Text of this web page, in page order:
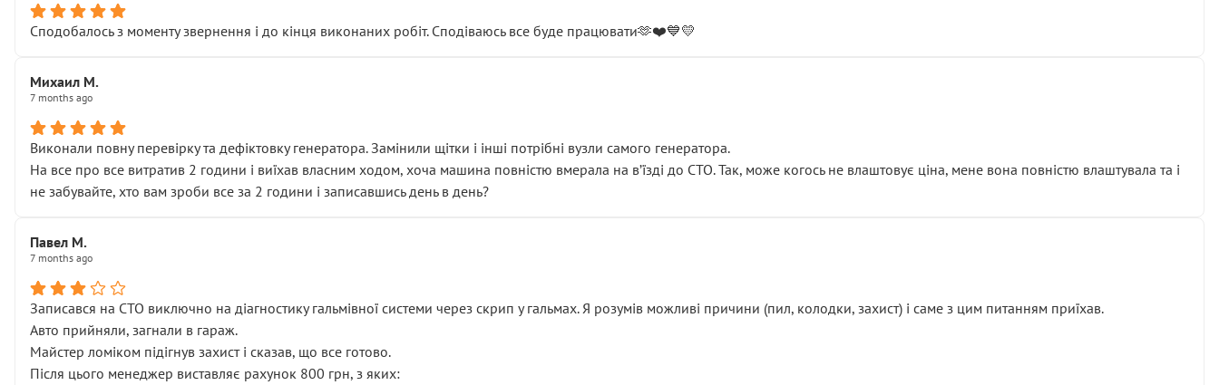
Сподобалось з моменту звернення і до кінця виконаних робіт. Сподіваюсь все буде працювати🫶❤️💙💛
Михаил М.
7 months ago
Виконали повну перевірку та дефіктовку генератора. Замінили щітки і інші потрібні вузли самого генератора.
На все про все витратив 2 години і виїхав власним ходом, хоча машина повністю вмерала на вʼїзді до СТО. Так, може когось не влаштовує ціна, мене вона повністю влаштувала та і
не забувайте, хто вам зроби все за 2 години і записавшись день в день?
Павел М.
7 months ago
Записався на СТО виключно на діагностику гальмівної системи через скрип у гальмах. Я розумів можливі причини (пил, колодки, захист) і саме з цим питанням приїхав.
Авто прийняли, загнали в гараж.
Майстер ломіком підігнув захист і сказав, що все готово.
Після цього менеджер виставляє рахунок 800 грн, з яких: